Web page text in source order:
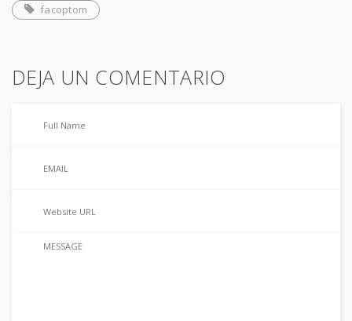
facoptom
DEJA UN COMENTARIO